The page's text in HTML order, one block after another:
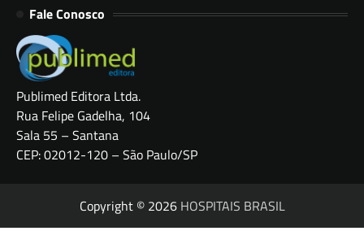
Fale Conosco
Publimed Editora Ltda.
Rua Felipe Gadelha, 104
Sala 55 – Santana
CEP: 02012-120 – São Paulo/SP
Copyright © 2026 HOSPITAIS BRASIL